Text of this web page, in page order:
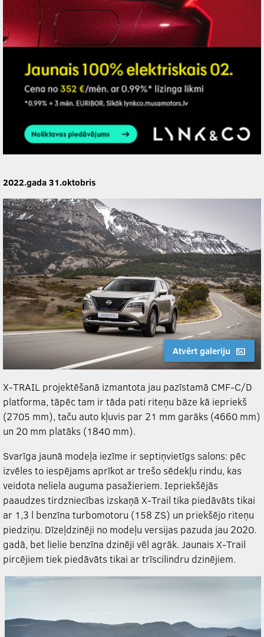
2022.gada 31.oktobris
Atvērt galeriju
X-TRAIL projektēšanā izmantota jau pazīstamā CMF-C/D
platforma, tāpēc tam ir tāda pati riteņu bāze kā iepriekš
(2705 mm), taču auto kļuvis par 21 mm garāks (4660 mm)
un 20 mm platāks (1840 mm).
Svarīga jaunā modeļa iezīme ir septiņvietīgs salons: pēc
izvēles to iespējams aprīkot ar trešo sēdekļu rindu, kas
veidota neliela auguma pasažieriem. Iepriekšējās
paaudzes tirdzniecības izskaņā X-Trail tika piedāvāts tikai
ar 1,3 l benzīna turbomotoru (158 ZS) un priekšējo riteņu
piedziņu. Dīzeļdzinēji no modeļu versijas pazuda jau 2020.
gadā, bet lielie benzīna dzinēji vēl agrāk. Jaunais X-Trail
pircējiem tiek piedāvāts tikai ar trīscilindru dzinējiem.